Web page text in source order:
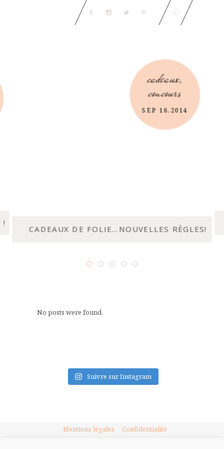
!
cadeaux,
concours
SEP 16.2014
CADEAUX DE FOLIE…NOUVELLES RÈGLES!
No posts were found.
Suivre sur Instagram
Mentions légales Confidentialité